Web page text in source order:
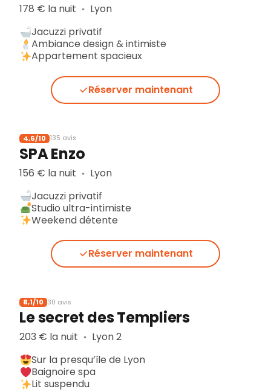
178 € la nuit ▪︎ Lyon
Jacuzzi privatif
Ambiance design & intimiste
Appartement spacieux
Réserver maintenant
4,6/10 135 avis
SPA Enzo
156 € la nuit ▪︎ Lyon
Jacuzzi privatif
Studio ultra-intimiste
Weekend détente
Réserver maintenant
8,1/10 30 avis
Le secret des Templiers
203 € la nuit ▪︎ Lyon 2
Sur la presqu’île de Lyon
Baignoire spa
Lit suspendu